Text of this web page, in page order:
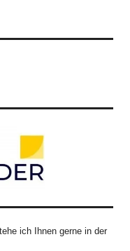
ich Ihnen gerne in der